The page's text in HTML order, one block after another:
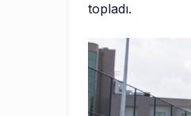
topladı.